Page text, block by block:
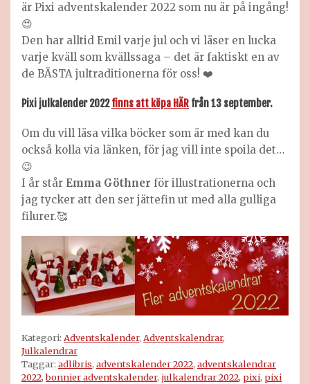
är Pixi adventskalender 2022 som nu är på ingång!
😍
Den har alltid Emil varje jul och vi läser en lucka
varje kväll som kvällssaga – det är faktiskt en av
de BÄSTA jultraditionerna för oss! ❤️
Pixi julkalender 2022finns att köpa HÄR från 13 september.
Om du vill läsa vilka böcker som är med kan du
också kolla via länken, för jag vill inte spoila det…
😉
I år står Emma Göthner för illustrationerna och
jag tycker att den ser jättefin ut med alla gulliga
filurer.🥰
Kategori: Adventskalender, Adventskalendrar,
Julkalendrar
Taggar: adlibris, adventskalender 2022, adventskalendrar
2022,bonnier adventskalender, julkalendrar 2022, pixi, pixi